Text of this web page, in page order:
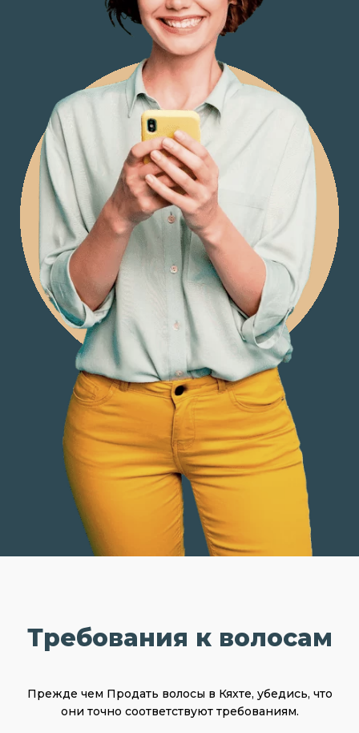
Требования к волосам
Прежде чем Продать волосы в Кяхте, убедись, что
они точно соответствуют требованиям.